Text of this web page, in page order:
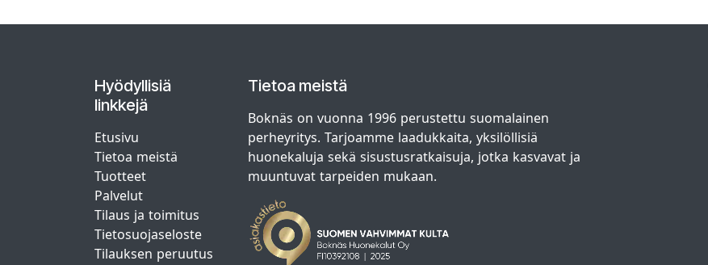
Hyödyllisiä
linkkejä
Etusivu
Tietoa meistä
Tuotteet
Palvelut
Tilaus ja toimitus
Tietosuojaseloste
Tilauksen peruutus
Tietoa meistä
Boknäs on vuonna 1996 perustettu suomalainen
perheyritys. Tarjoamme laadukkaita, yksilöllisiä
huonekaluja sekä sisustusratkaisuja, jotka kasvavat ja
muuntuvat tarpeiden mukaan.